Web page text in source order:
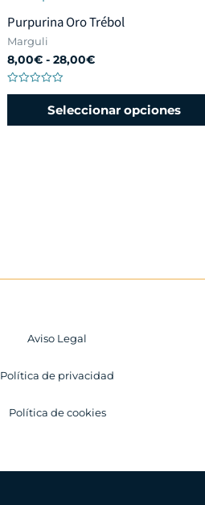
Purpurina Oro Trébol
Marguli
8,00€ - 28,00€
Valorado
Seleccionar opciones
Aviso Legal
Política de privacidad
Política de cookies